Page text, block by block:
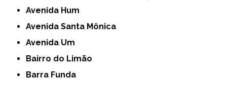
Avenida Hum
Avenida Santa Mônica
Avenida Um
Bairro do Limão
Barra Funda